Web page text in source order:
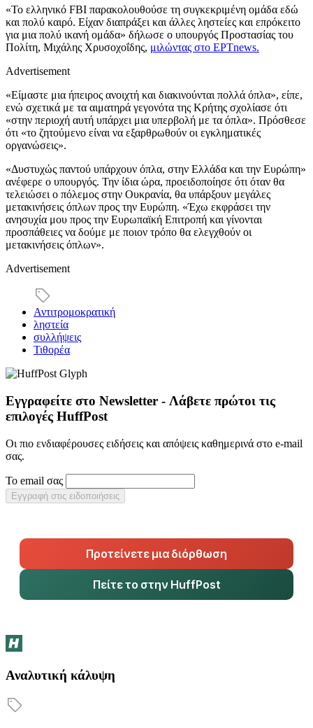
«Το ελληνικό FBI παρακολουθούσε τη συγκεκριμένη ομάδα εδώ
και πολύ καιρό. Είχαν διαπράξει και άλλες ληστείες και επρόκειτο
για μια πολύ ικανή ομάδα» δήλωσε ο υπουργός Προστασίας του
Πολίτη, Μιχάλης Χρυσοχοΐδης, μιλώντας στο ΕΡΤnews.
Advertisement
«Είμαστε μια ήπειρος ανοιχτή και διακινούνται πολλά όπλα», είπε,
ενώ σχετικά με τα αιματηρά γεγονότα της Κρήτης σχολίασε ότι
«στην περιοχή αυτή υπάρχει μια υπερβολή με τα όπλα». Πρόσθεσε
ότι «το ζητούμενο είναι να εξαρθρωθούν οι εγκληματικές
οργανώσεις».
«Δυστυχώς παντού υπάρχουν όπλα, στην Ελλάδα και την Ευρώπη»
ανέφερε ο υπουργός. Την ίδια ώρα, προειδοποίησε ότι όταν θα
τελειώσει ο πόλεμος στην Ουκρανία, θα υπάρξουν μεγάλες
μετακινήσεις όπλων προς την Ευρώπη. «Έχω εκφράσει την
ανησυχία μου προς την Ευρωπαϊκή Επιτροπή και γίνονται
προσπάθειες να δούμε με ποιον τρόπο θα ελεγχθούν οι
μετακινήσεις όπλων».
Advertisement
Αντιτρομοκρατική
ληστεία
συλλήψεις
Τιθορέα
Εγγραφείτε στο Newsletter - Λάβετε πρώτοι τις
επιλογές HuffPost
Οι πιο ενδιαφέρουσες ειδήσεις και απόψεις καθημερινά στο e-mail
σας.
Το email σας
Εγγραφή στις ειδοποιήσεις
Προτείνετε μια διόρθωση
Πείτε το στην HuffPost
Αναλυτική κάλυψη